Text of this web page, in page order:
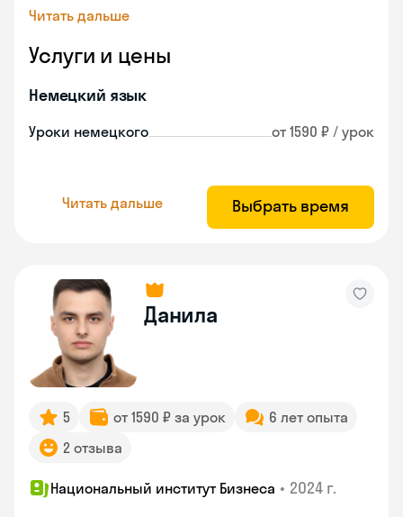
Читать дальше
Услуги и цены
Немецкий язык
Уроки немецкого от 1590 ₽ / урок
Читать дальше Выбрать время
Данила
5 от 1590 ₽ за урок
6 лет опыта
2 отзыва
Национальный институт Бизнеса • 2024 г.